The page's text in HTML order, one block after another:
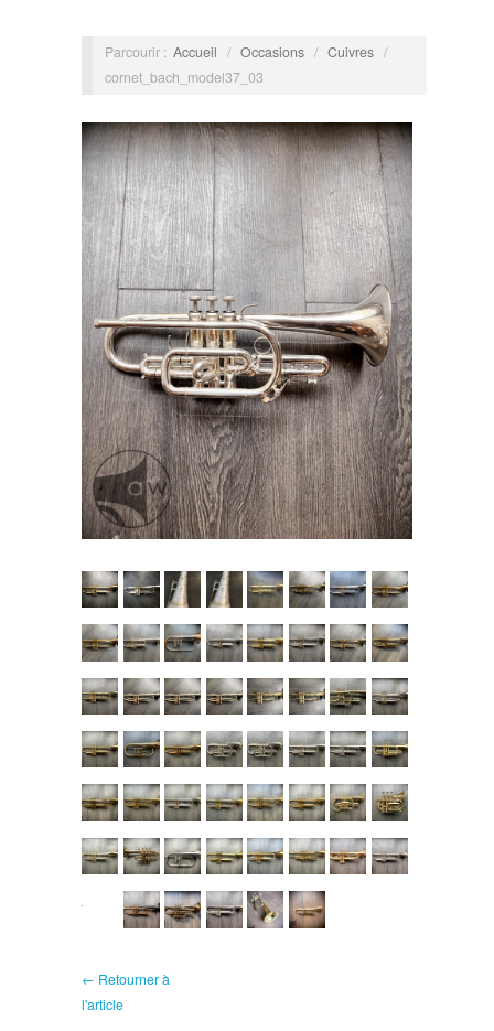
Parcourir : Accueil / Occasions / Cuivres /
cornet_bach_model37_03
← Retourner à
l'article